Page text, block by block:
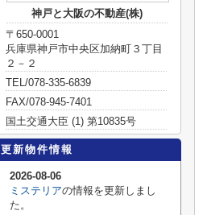
神戸と大阪の不動産(株)
〒650-0001
兵庫県神戸市中央区加納町３丁目
２－２
TEL/078-335-6839
FAX/078-945-7401
国土交通大臣 (1) 第10835号
更新物件情報
2026-08-06
ミステリアの情報を更新しまし
た。